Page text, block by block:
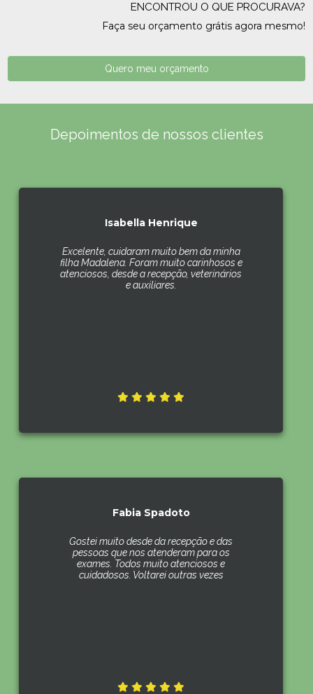
ENCONTROU O QUE PROCURAVA?
Faça seu orçamento grátis agora mesmo!
Quero meu orçamento
Depoimentos de nossos clientes
Isabella Henrique
Excelente, cuidaram muito bem da minha
filha Madalena. Foram muito carinhosos e
atenciosos, desde a recepção, veterinários
e auxiliares.
Fabia Spadoto
Gostei muito desde da recepção e das
pessoas que nos atenderam para os
exames. Todos muito atenciosos e
cuidadosos. Voltarei outras vezes